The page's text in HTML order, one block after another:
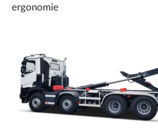
ergonomie
Carrière
FAQ
Marrel